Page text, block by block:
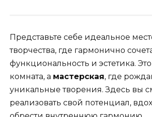
Представьте себе идеальное
творчества, где гармонично
функциональность и эстетика.
комната, а мастерская, где
уникальные творения. Здесь вы
реализовать свой потенциал,